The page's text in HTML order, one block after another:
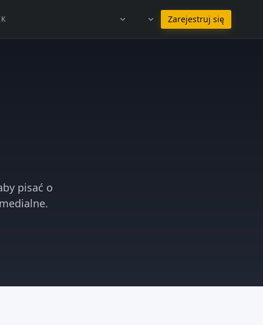
Pozostań w języku Polski
Zarejestruj się
pisać o